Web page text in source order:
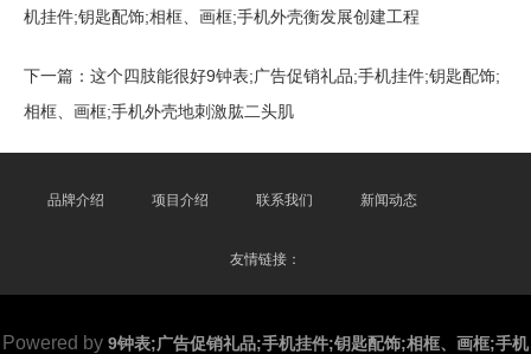
机挂件;钥匙配饰;相框、画框;手机外壳衡发展创建工程
下一篇： 这个四肢能很好9钟表;广告促销礼品;手机挂件;钥匙配饰;
相框、画框;手机外壳地刺激肱二头肌
品牌介绍 项目介绍 联系我们 新闻动态
友情链接：
Powered by 9钟表;广告促销礼品;手机挂件;钥匙配饰;相框、画框;手机